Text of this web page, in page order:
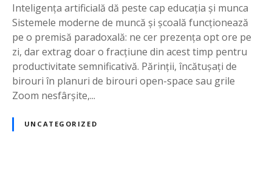
Inteligența artificială dă peste cap educația și munca
Sistemele moderne de muncă și școală funcționează
pe o premisă paradoxală: ne cer prezența opt ore pe
zi, dar extrag doar o fracțiune din acest timp pentru
productivitate semnificativă. Părinții, încătușați de
birouri în planuri de birouri open-space sau grile
Zoom nesfârșite,...
UNCATEGORIZED